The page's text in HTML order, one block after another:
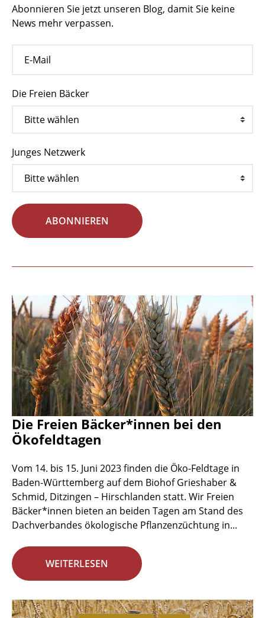
Abonnieren Sie jetzt unseren Blog, damit Sie keine
News mehr verpassen.
Die Freien Bäcker
Junges Netzwerk
ABONNIEREN
Die Freien Bäcker*innen bei den
Ökofeldtagen
Vom 14. bis 15. Juni 2023 finden die Öko-Feldtage in
Baden-Württemberg auf dem Biohof Grieshaber &
Schmid, Ditzingen – Hirschlanden statt. Wir Freien
Bäcker*innen bieten an beiden Tagen am Stand des
Dachverbandes ökologische Pflanzenzüchtung in...
WEITERLESEN